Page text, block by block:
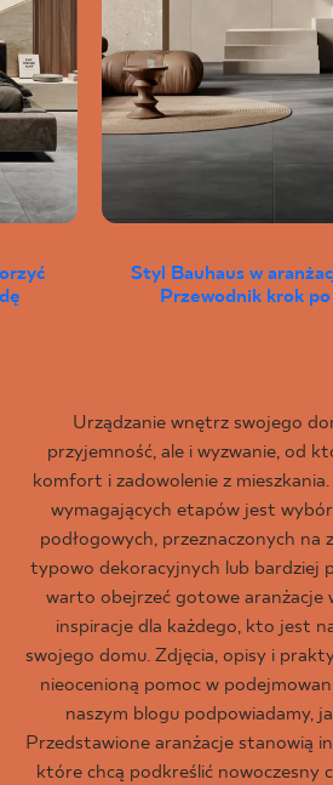
Styl Bauhaus w
Przewodnik krok
Urządzanie wnętrz swojego
przyjemność, ale i wyzwanie, od
komfort i zadowolenie z
wymagających etapów jest
podłogowych, przeznaczonych na
typowo dekoracyjnych lub bardziej
warto obejrzeć gotowe aranżacje
inspiracje dla każdego, kto jest
swojego domu. Zdjęcia, opisy i
nieocenioną pomoc w
naszym blogu podpowiadamy,
Przedstawione aranżacje stanowią
które chcą podkreślić nowoczesny